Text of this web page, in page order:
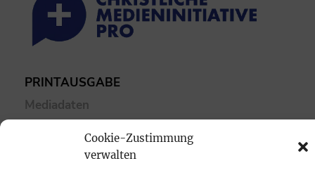
Cookie-Zustimmung
verwalten
PRINTAUSGABE
Mediadaten
PROKOMPAKT